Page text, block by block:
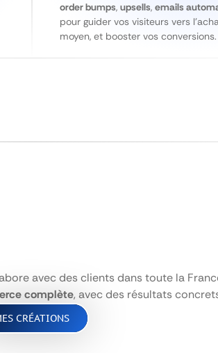
order bumps, upsells, emails
pour guider vos visiteurs vers
moyen, et booster vos conversions.
avec des clients dans toute la
complète, avec des résultats
CRÉATIONS